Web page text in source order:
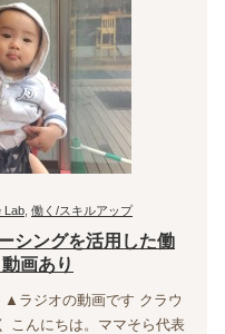
Lab 働く/スキルアップ
シングを活用した働
画あり
▲ラジオの動画です クラウ
こんにちは。ママそら代表